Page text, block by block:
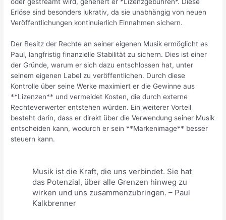
Erlöse sind besonders lukrativ, da sie unabhängig von neuen
Veröffentlichungen kontinuierlich Einnahmen sichern.
Der Besitz der Rechte an seiner eigenen Musik ermöglicht es
Paul, langfristig finanzielle Stabilität zu sichern. Dies ist einer
der Gründe, warum er sich dazu entschlossen hat, unter
seinem eigenen Label zu veröffentlichen. Durch diese
Kontrolle über seine Werke maximiert er die Gewinne aus
**Lizenzen** und vermeidet Kosten, die durch externe
Rechteverwerter entstehen würden. Ein weiterer Vorteil
besteht darin, dass er direkt über die Verwendung seiner Musik
entscheiden kann, wodurch er sein **Markenimage** besser
steuern kann.
Musik ist die Kraft, die uns verbindet. Sie hat
das Potenzial, über alle Grenzen hinweg zu
wirken und uns zusammenzubringen. – Paul
Kalkbrenner